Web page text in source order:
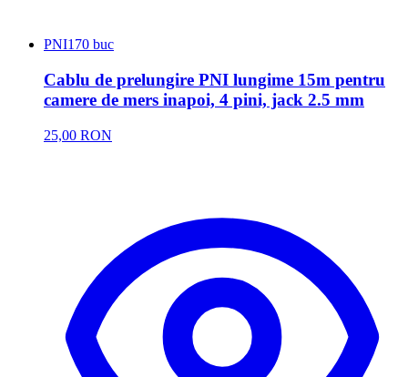
PNI170 buc
Cablu de prelungire PNI lungime 15m pentru
camere de mers inapoi, 4 pini, jack 2.5 mm
25,00 RON